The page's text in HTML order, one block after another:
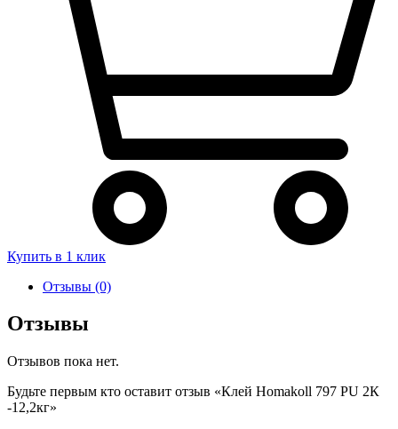
Купить в 1 клик
Отзывы (0)
Отзывы
Отзывов пока нет.
Будьте первым кто оставит отзыв «Клей Homakoll 797 PU 2К
-12,2кг»